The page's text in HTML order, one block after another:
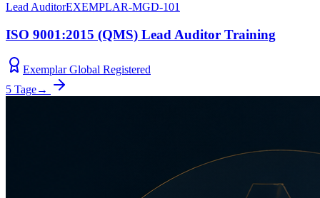
Lead AuditorEXEMPLAR-MGD-101
ISO 9001:2015 (QMS) Lead Auditor Training
Exemplar Global Registered
5 Tage→